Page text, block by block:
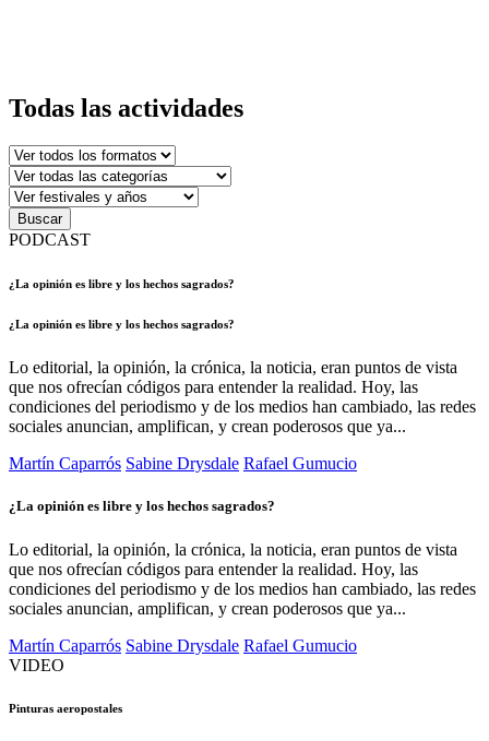
Todas las actividades
Buscar
PODCAST
¿La opinión es libre y los hechos sagrados?
¿La opinión es libre y los hechos sagrados?
Lo editorial, la opinión, la crónica, la noticia, eran puntos de vista
que nos ofrecían códigos para entender la realidad. Hoy, las
condiciones del periodismo y de los medios han cambiado, las redes
sociales anuncian, amplifican, y crean poderosos que ya...
Martín Caparrós Sabine Drysdale Rafael Gumucio
¿La opinión es libre y los hechos sagrados?
Lo editorial, la opinión, la crónica, la noticia, eran puntos de vista
que nos ofrecían códigos para entender la realidad. Hoy, las
condiciones del periodismo y de los medios han cambiado, las redes
sociales anuncian, amplifican, y crean poderosos que ya...
Martín Caparrós Sabine Drysdale Rafael Gumucio
VIDEO
Pinturas aeropostales